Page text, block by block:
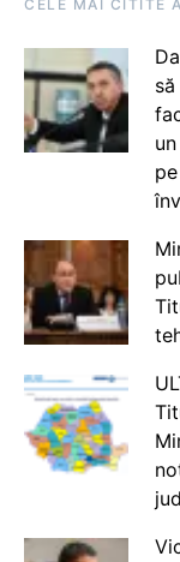
CELE MAI CITITE